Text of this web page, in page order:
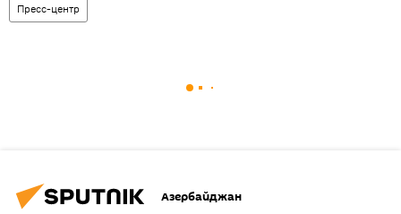
Пресс-центр
Азербайджан